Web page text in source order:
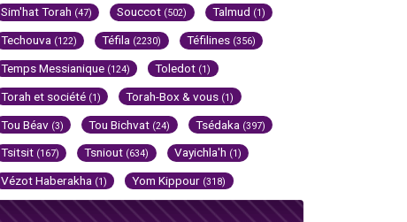
Sim'hat Torah (47) Souccot (502) Talmud (1)
Techouva (122) Téfila (2230) Téfilines (356)
Temps Messianique (124) Toledot (1)
Torah et société (1) Torah-Box & vous (1)
Tou Béav (3) Tou Bichvat (24) Tsédaka (397)
Tsitsit (167) Tsniout (634) Vayichla'h (1)
Vézot Haberakha (1) Yom Kippour (318)